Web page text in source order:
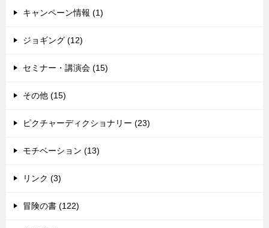
キャンペーン情報 (1)
ジョギング (12)
セミナー・講演会 (15)
その他 (15)
ピクチャーディクショナリー (23)
モチベーション (13)
リンク (3)
冒険の書 (122)